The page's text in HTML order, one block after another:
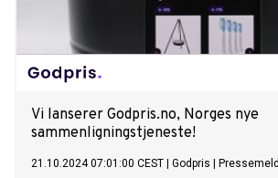
Vi lanserer Godpris.no, Norges nye
sammenligningstjeneste!
21.10.2024 07:01:00 CEST Godpris